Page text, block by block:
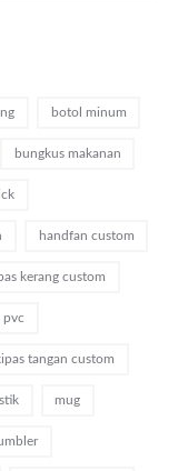
botol minum
bungkus makanan
handfan custom
kerang custom
pvc
tangan custom
mug